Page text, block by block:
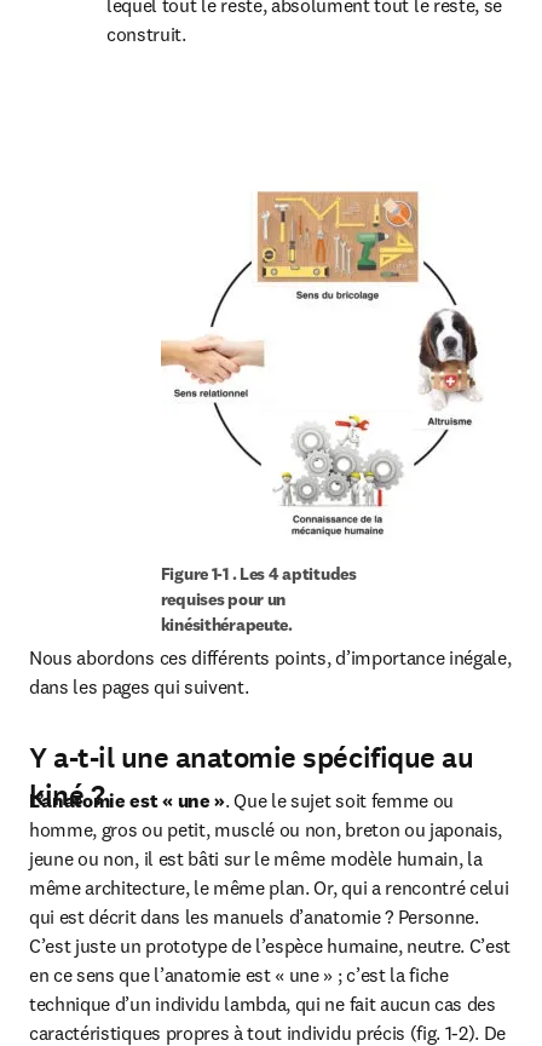
lequel tout le reste, absolument tout le reste, se
construit.
Figure 1-1 . Les 4 aptitudes
requises pour un
kinésithérapeute.
Nous abordons ces différents points, d’importance inégale,
dans les pages qui suivent.
Y a-t-il une anatomie spécifique au
kiné ?
L’anatomie est « une ». Que le sujet soit femme ou
homme, gros ou petit, musclé ou non, breton ou japonais,
jeune ou non, il est bâti sur le même modèle humain, la
même architecture, le même plan. Or, qui a rencontré celui
qui est décrit dans les manuels d’anatomie ? Personne.
C’est juste un prototype de l’espèce humaine, neutre. C’est
en ce sens que l’anatomie est « une » ; c’est la fiche
technique d’un individu lambda, qui ne fait aucun cas des
caractéristiques propres à tout individu précis (fig. 1-2). De